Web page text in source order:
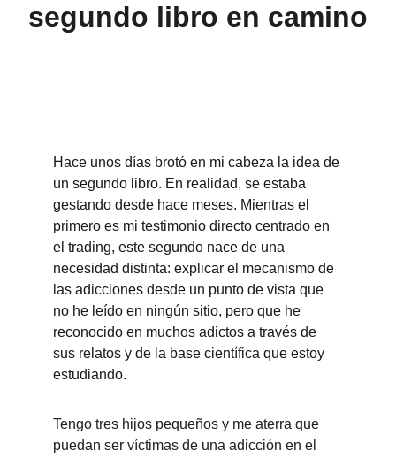
segundo libro en camino
Hace unos días brotó en mi cabeza la idea de
un segundo libro. En realidad, se estaba
gestando desde hace meses. Mientras el
primero es mi testimonio directo centrado en
el trading, este segundo nace de una
necesidad distinta: explicar el mecanismo de
las adicciones desde un punto de vista que
no he leído en ningún sitio, pero que he
reconocido en muchos adictos a través de
sus relatos y de la base científica que estoy
estudiando.
Tengo tres hijos pequeños y me aterra que
puedan ser víctimas de una adicción en el